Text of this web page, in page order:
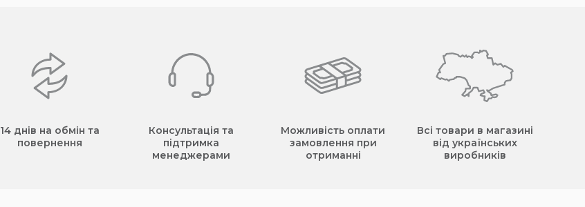
14 днів на обмін та
повернення
Консультація та
підтримка
менеджерами
Можливість оплати
замовлення при
отриманні
Всі товари в магазині
від українських
виробників